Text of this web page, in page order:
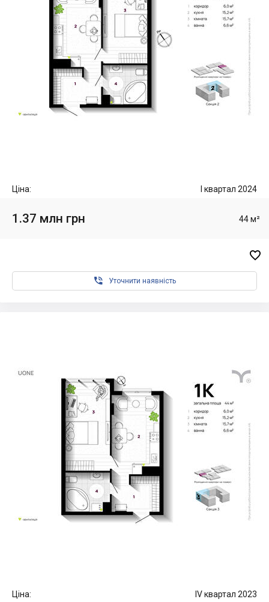
Ціна: I квартал 2024
1.37 млн грн 44 м²

 Уточнити наявність
Ціна: IV квартал 2023